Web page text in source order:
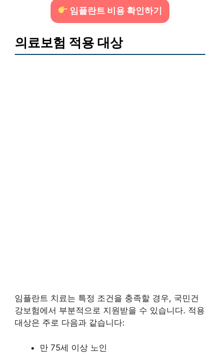
임플란트 비용 확인하기
의료보험 적용 대상
임플란트 치료는 특정 조건을 충족할 경우, 국민건
강보험에서 부분적으로 지원받을 수 있습니다. 적용
대상은 주로 다음과 같습니다:
만 75세 이상 노인